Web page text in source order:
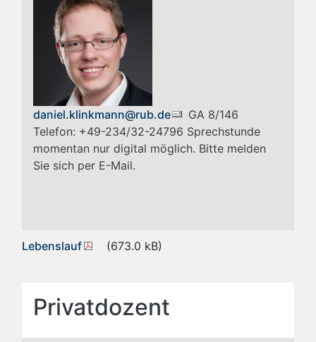
daniel.klinkmann@rub.de
GA 8/146
Telefon: +49-234/32-24796 Sprechstunde
momentan nur digital möglich. Bitte melden
Sie sich per E-Mail.
Lebenslauf (673.0 kB)
Privatdozent